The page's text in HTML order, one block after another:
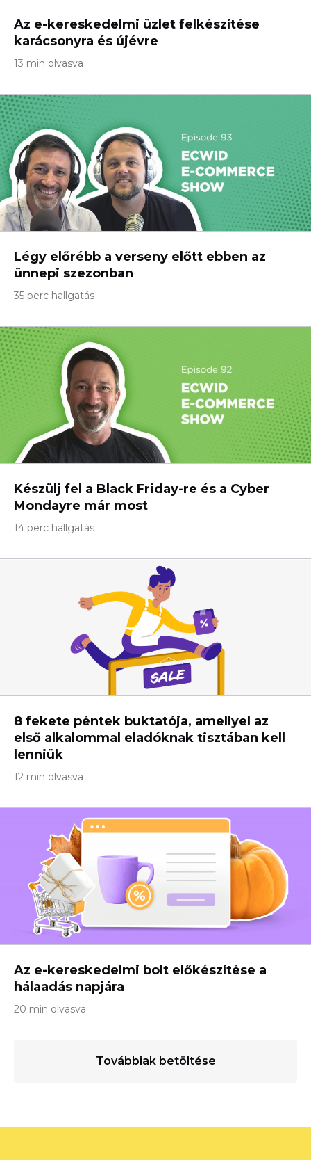
Az e-kereskedelmi üzlet felkészítése
karácsonyra és újévre
13 min olvasva
Légy előrébb a verseny előtt ebben az
ünnepi szezonban
35 perc hallgatás
Készülj fel a Black Friday-re és a Cyber ​​
Mondayre már most
14 perc hallgatás
8 fekete péntek buktatója, amellyel az
első alkalommal eladóknak tisztában kell
lenniük
12 min olvasva
Az e-kereskedelmi bolt előkészítése a
hálaadás napjára
20 min olvasva
Továbbiak betöltése